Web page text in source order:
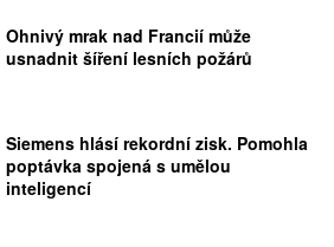
Ohnivý mrak nad Francií může
usnadnit šíření lesních požárů
Siemens hlásí rekordní zisk. Pomohla
poptávka spojená s umělou
inteligencí